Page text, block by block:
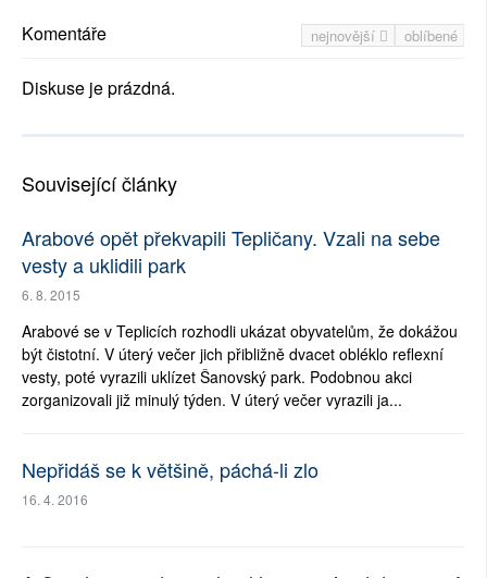
nejnovější oblíbené
Komentáře
Diskuse je prázdná.
Související články
Arabové opět překvapili Tepličany. Vzali na sebe
vesty a uklidili park
6. 8. 2015
Arabové se v Teplicích rozhodli ukázat obyvatelům, že dokážou
být čistotní. V úterý večer jich přibližně dvacet obléklo reflexní
vesty, poté vyrazili uklízet Šanovský park. Podobnou akci
zorganizovali již minulý týden. V úterý večer vyrazili ja...
Nepřidáš se k většině, páchá-li zlo
16. 4. 2016